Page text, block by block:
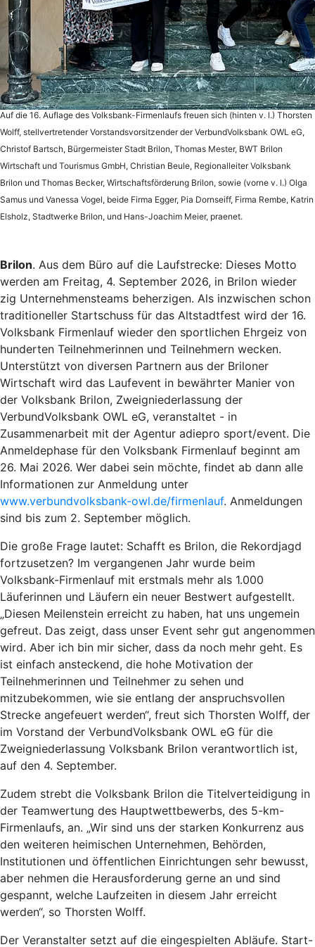
Auf die 16. Auflage des Volksbank-Firmenlaufs freuen sich (hinten v. l.) Thorsten
Wolff, stellvertretender Vorstandsvorsitzender der VerbundVolksbank OWL eG,
Christof Bartsch, Bürgermeister Stadt Brilon, Thomas Mester, BWT Brilon
Wirtschaft und Tourismus GmbH, Christian Beule, Regionalleiter Volksbank
Brilon und Thomas Becker, Wirtschaftsförderung Brilon, sowie (vorne v. l.) Olga
Samus und Vanessa Vogel, beide Firma Egger, Pia Dornseiff, Firma Rembe, Katrin
Elsholz, Stadtwerke Brilon, und Hans-Joachim Meier, praenet.
Brilon. Aus dem Büro auf die Laufstrecke: Dieses Motto
werden am Freitag, 4. September 2026, in Brilon wieder
zig Unternehmensteams beherzigen. Als inzwischen schon
traditioneller Startschuss für das Altstadtfest wird der 16.
Volksbank Firmenlauf wieder den sportlichen Ehrgeiz von
hunderten Teilnehmerinnen und Teilnehmern wecken.
Unterstützt von diversen Partnern aus der Briloner
Wirtschaft wird das Laufevent in bewährter Manier von
der Volksbank Brilon, Zweigniederlassung der
VerbundVolksbank OWL eG, veranstaltet - in
Zusammenarbeit mit der Agentur adiepro sport/event. Die
Anmeldephase für den Volksbank Firmenlauf beginnt am
26. Mai 2026. Wer dabei sein möchte, findet ab dann alle
Informationen zur Anmeldung unter
www.verbundvolksbank-owl.de/firmenlauf. Anmeldungen
sind bis zum 2. September möglich.
Die große Frage lautet: Schafft es Brilon, die Rekordjagd
fortzusetzen? Im vergangenen Jahr wurde beim
Volksbank-Firmenlauf mit erstmals mehr als 1.000
Läuferinnen und Läufern ein neuer Bestwert aufgestellt.
„Diesen Meilenstein erreicht zu haben, hat uns ungemein
gefreut. Das zeigt, dass unser Event sehr gut angenommen
wird. Aber ich bin mir sicher, dass da noch mehr geht. Es
ist einfach ansteckend, die hohe Motivation der
Teilnehmerinnen und Teilnehmer zu sehen und
mitzubekommen, wie sie entlang der anspruchsvollen
Strecke angefeuert werden“, freut sich Thorsten Wolff, der
im Vorstand der VerbundVolksbank OWL eG für die
Zweigniederlassung Volksbank Brilon verantwortlich ist,
auf den 4. September.
Zudem strebt die Volksbank Brilon die Titelverteidigung in
der Teamwertung des Hauptwettbewerbs, des 5-km-
Firmenlaufs, an. „Wir sind uns der starken Konkurrenz aus
den weiteren heimischen Unternehmen, Behörden,
Institutionen und öffentlichen Einrichtungen sehr bewusst,
aber nehmen die Herausforderung gerne an und sind
gespannt, welche Laufzeiten in diesem Jahr erreicht
werden“, so Thorsten Wolff.
Der Veranstalter setzt auf die eingespielten Abläufe. Start-